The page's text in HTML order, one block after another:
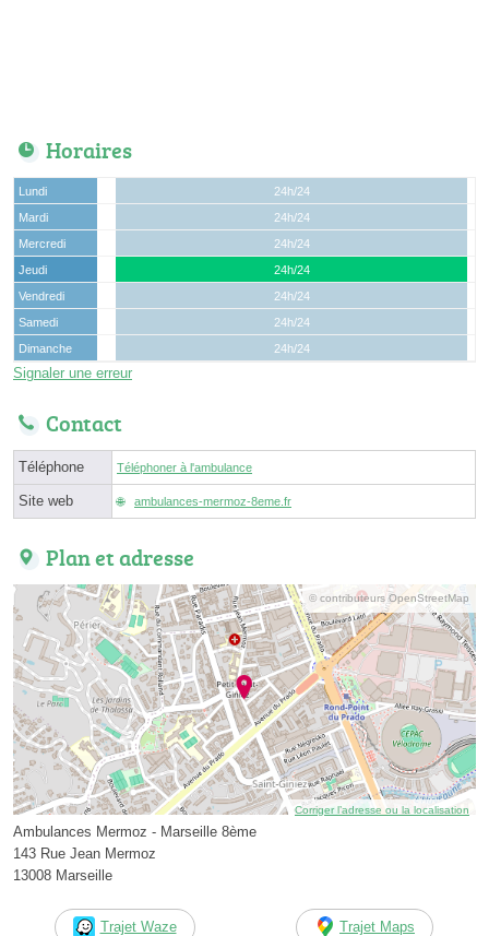
Horaires
Lundi
24h/24
Mardi
24h/24
Mercredi
24h/24
Jeudi
24h/24
Vendredi
24h/24
Samedi
24h/24
Dimanche
24h/24
Signaler une erreur
Contact
Téléphone Téléphoner à l'ambulance
Site web ambulances-mermoz-8eme.fr
Plan et adresse
© contributeurs OpenStreetMap
Corriger l’adresse ou la localisation
Ambulances Mermoz - Marseille 8ème
143 Rue Jean Mermoz
13008 Marseille
Trajet Waze Trajet Maps